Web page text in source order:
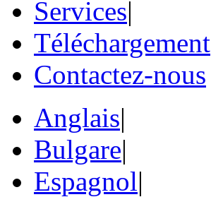
Services|
Téléchargement
Contactez-nous
Anglais|
Bulgare|
Espagnol|